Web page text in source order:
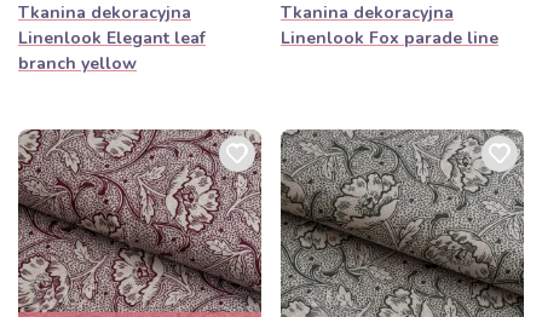
Tkanina dekoracyjna
Linenlook Elegant leaf
branch yellow
Tkanina dekoracyjna
Linenlook Fox parade line